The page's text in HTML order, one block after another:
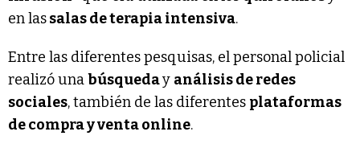
en lassalas de terapia intensiva.
Entre las diferentes pesquisas, el personal policial
realizó unabúsqueday análisis de redes
sociales, también de las diferentes plataformas
de compra y venta online.